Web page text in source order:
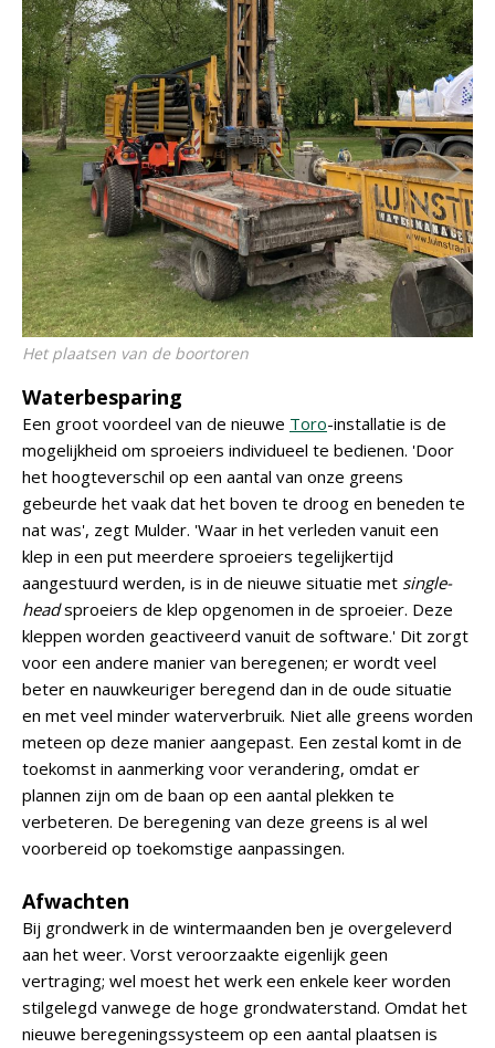
Het plaatsen van de boortoren
Waterbesparing
Een groot voordeel van de nieuwe Toro-installatie is de
mogelijkheid om sproeiers individueel te bedienen. 'Door
het hoogteverschil op een aantal van onze greens
gebeurde het vaak dat het boven te droog en beneden te
nat was', zegt Mulder. 'Waar in het verleden vanuit een
klep in een put meerdere sproeiers tegelijkertijd
aangestuurd werden, is in de nieuwe situatie met single-
headsproeiers de klep opgenomen in de sproeier. Deze
kleppen worden geactiveerd vanuit de software.' Dit zorgt
voor een andere manier van beregenen; er wordt veel
beter en nauwkeuriger beregend dan in de oude situatie
en met veel minder waterverbruik. Niet alle greens worden
meteen op deze manier aangepast. Een zestal komt in de
toekomst in aanmerking voor verandering, omdat er
plannen zijn om de baan op een aantal plekken te
verbeteren. De beregening van deze greens is al wel
voorbereid op toekomstige aanpassingen.
Afwachten
Bij grondwerk in de wintermaanden ben je overgeleverd
aan het weer. Vorst veroorzaakte eigenlijk geen
vertraging; wel moest het werk een enkele keer worden
stilgelegd vanwege de hoge grondwaterstand. Omdat het
nieuwe beregeningssysteem op een aantal plaatsen is